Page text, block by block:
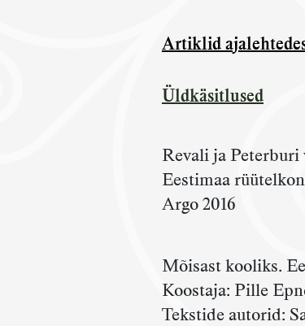
Artiklid
Üldkäsitlused
Revali ja Peterburi
Eestimaa
Argo 2016
Mõisast kooliks.
Koostaja: Pille
Tekstide autorid: